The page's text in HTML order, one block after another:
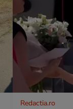
Redactia.ro